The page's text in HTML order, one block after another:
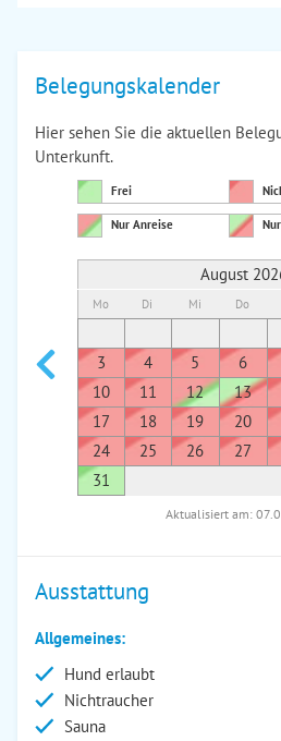
Belegungskalender
Hier sehen Sie die aktuellen
Unterkunft.
Frei
Nur Anreise
August
Mo Di Mi Do
3
4 5 6
10
11 12 13
17
18 19 20
24
25 26 27
31
Aktualisiert am:
Ausstattung
Allgemeines:
Hund erlaubt
Nichtraucher
Sauna